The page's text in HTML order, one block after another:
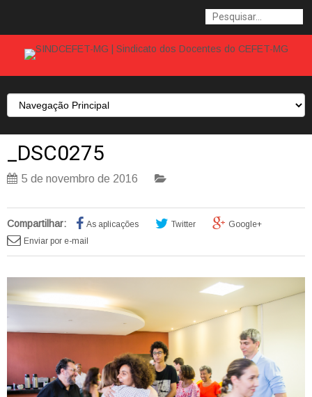
_DSC0275
5 de novembro de 2016
Compartilhar: As aplicações Twitter
Google+
Enviar por e-mail